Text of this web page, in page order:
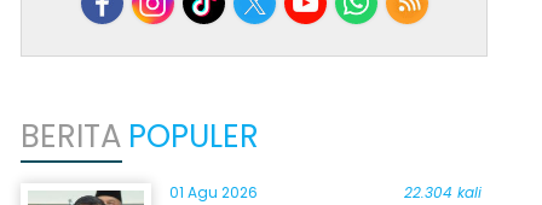
BERITA POPULER
01 Agu 2026 22.304 kali